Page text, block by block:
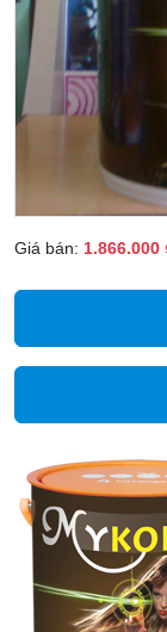
Giá bán: 1.866.000